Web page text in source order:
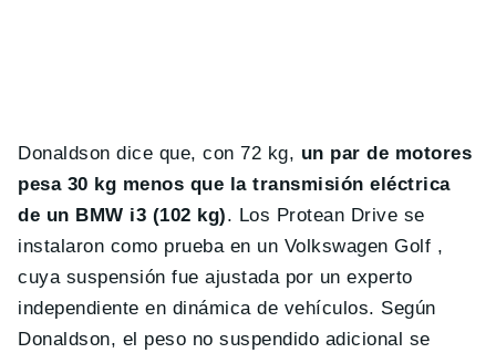
Donaldson dice que, con 72 kg, un par de motores
pesa 30 kg menos que la transmisión eléctrica
de un BMW i3 (102 kg). Los Protean Drive se
instalaron como prueba en un Volkswagen Golf ,
cuya suspensión fue ajustada por un experto
independiente en dinámica de vehículos. Según
Donaldson, el peso no suspendido adicional se